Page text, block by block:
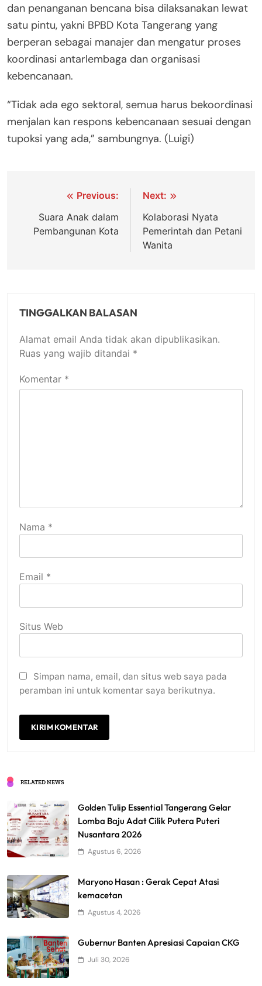
dan penanganan bencana bisa dilaksanakan lewat
satu pintu, yakni BPBD Kota Tangerang yang
berperan sebagai manajer dan mengatur proses
koordinasi antarlembaga dan organisasi
kebencanaan.
“Tidak ada ego sektoral, semua harus bekoordinasi
menjalan kan respons kebencanaan sesuai dengan
tupoksi yang ada,” sambungnya. (Luigi)
Navigasi
pos
Previous:
Suara Anak dalam
Pembangunan Kota
Next:
Kolaborasi Nyata
Pemerintah dan Petani
Wanita
TINGGALKAN BALASAN
Alamat email Anda tidak akan dipublikasikan.
Ruas yang wajib ditandai *
Komentar *
Nama *
Email *
Situs Web
Simpan nama, email, dan situs web saya pada
peramban ini untuk komentar saya berikutnya.
RELATED NEWS
Golden Tulip Essential Tangerang Gelar
Lomba Baju Adat Cilik Putera Puteri
Nusantara 2026
Agustus 6, 2026
Maryono Hasan : Gerak Cepat Atasi
kemacetan
Agustus 4, 2026
Gubernur Banten Apresiasi Capaian CKG
Juli 30, 2026